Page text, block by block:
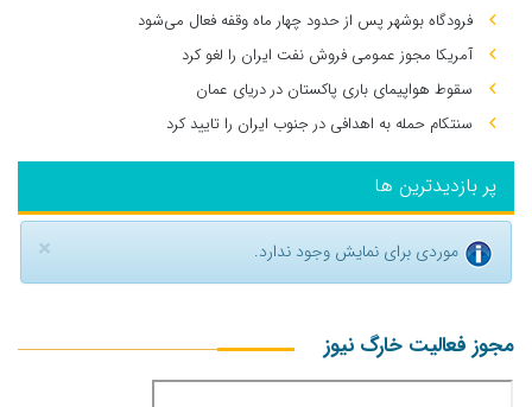
فرودگاه بوشهر پس از حدود چهار ماه وقفه فعال می‌شود
آمریکا مجوز عمومی فروش نفت ایران را لغو کرد
سقوط هواپیمای باری پاکستان در دریای عمان
سنتکام حمله به اهدافی در جنوب ایران را تایید کرد
پر بازدیدترین ها
× موردی برای نمایش وجود ندارد.
مجوز فعالیت خارگ نیوز